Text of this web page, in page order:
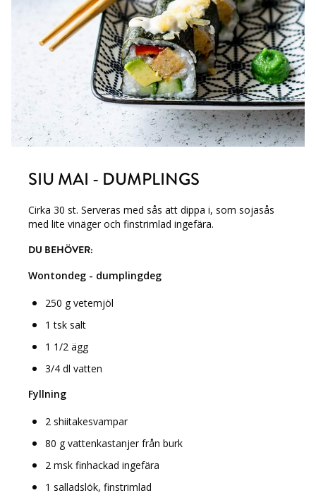
SIU MAI - DUMPLINGS
Cirka 30 st. Serveras med sås att dippa i, som sojasås
med lite vinäger och finstrimlad ingefära.
DU BEHÖVER:
Wontondeg - dumplingdeg
250 g vetemjöl
1 tsk salt
1 1/2 ägg
3/4 dl vatten
Fyllning
2 shiitakesvampar
80 g vattenkastanjer från burk
2 msk finhackad ingefära
1 salladslök, finstrimlad